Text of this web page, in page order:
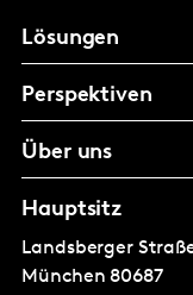
Lösungen
Perspektiven
Über uns
Hauptsitz
Landsberger
München 80687